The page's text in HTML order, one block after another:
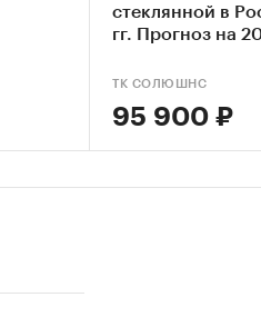
стеклянной в
гг. Прогноз на
ТК СОЛЮШНС
95 900 ₽